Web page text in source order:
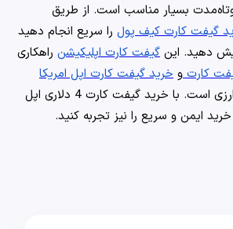
بسیار مناسب است. از طریق
گیفت کارت کیف پول را سریع انجام دهید
دهید. این گیفت کارت اپلیکیشن راهکاری
کارتو خرید گیفت کارت اپل امریکا
بدون دردسر پرداخت ارزی است. با خرید گیفت کارت 4 دلاری اپل
ایمن و سریع را نیز تجربه کنید.